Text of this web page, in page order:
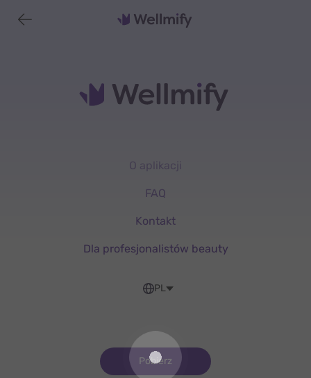
O aplikacji
FAQ
Kontakt
Dla profesjonalistów beauty
PL
Pobierz